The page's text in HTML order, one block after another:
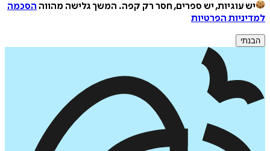
יש עוגיות, יש ספרים, חסר רק קפה. המשך גלישה מהווה הסכמה
למדיניות הפרטיות
הבנתי